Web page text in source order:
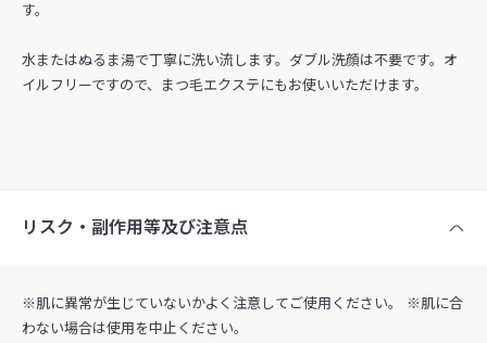
す。
水またはぬるま湯で丁寧に洗い流します。ダブル洗顔は不要です。オ
イルフリーですので、まつ毛エクステにもお使いいただけます。
リスク・副作用等及び注意点
※肌に異常が生じていないかよく注意してご使用ください。 ※肌に合
わない場合は使用を中止ください。